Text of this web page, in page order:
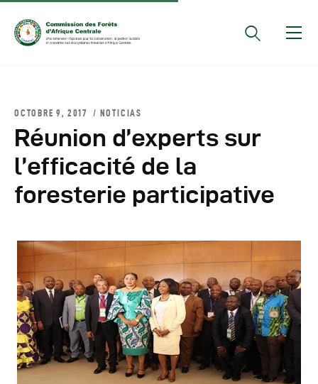
Conseils Des Ministres
Comptes Rendus De
Réunions Sous-
Régionales
COMIFAC Newsletter
Réunions Réseaux
CEFDHAC
Autres Publications
OCTOBRE 9, 2017 NOTICIAS
Réunion d’experts sur
l’efficacité de la
foresterie participative